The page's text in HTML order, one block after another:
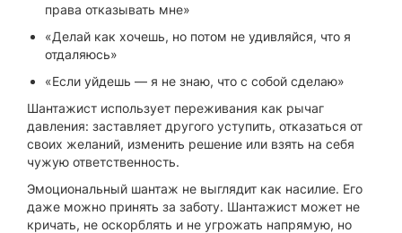
права отказывать мне»
«Делай как хочешь, но потом не удивляйся, что я
отдаляюсь»
«Если уйдешь — я не знаю, что с собой сделаю»
Шантажист использует переживания как рычаг
давления: заставляет другого уступить, отказаться от
своих желаний, изменить решение или взять на себя
чужую ответственность.
Эмоциональный шантаж не выглядит как насилие. Его
даже можно принять за заботу. Шантажист может не
кричать, не оскорблять и не угрожать напрямую, но